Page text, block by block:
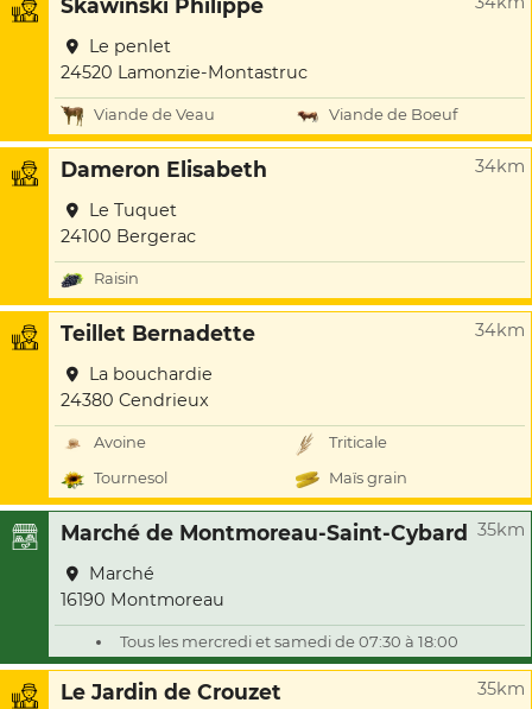
Skawinski Philippe
Le penlet
24520 Lamonzie-Montastruc
Viande de Veau Viande de Boeuf
Dameron Elisabeth 34km
Le Tuquet
24100 Bergerac
Raisin
Teillet Bernadette 34km
La bouchardie
24380 Cendrieux
Avoine
Triticale
Tournesol
Maïs grain
Marché de Montmoreau-Saint-Cybard 35km
Marché
16190 Montmoreau
Tous les mercredi et samedi de 07:30 à 18:00
Le Jardin de Crouzet 35km